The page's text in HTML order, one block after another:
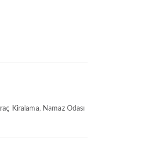
Kiralama, Namaz Odası